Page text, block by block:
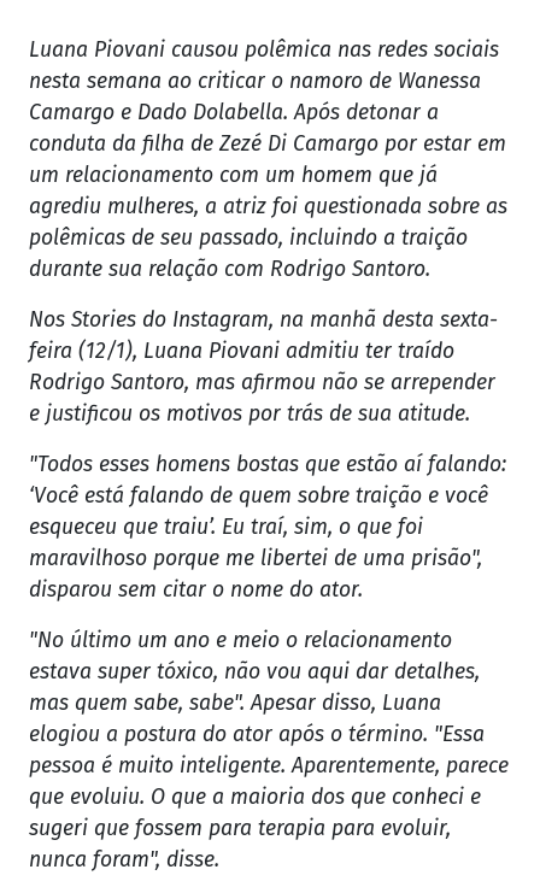
Luana Piovani causou polêmica nas redes sociais
nesta semana ao criticar o namoro de Wanessa
Camargo e Dado Dolabella. Após detonar a
conduta da filha de Zezé Di Camargo por estar em
um relacionamento com um homem que já
agrediu mulheres, a atriz foi questionada sobre as
polêmicas de seu passado, incluindo a traição
durante sua relação com Rodrigo Santoro.
Nos Stories do Instagram, na manhã desta sexta-
feira (12/1), Luana Piovani admitiu ter traído
Rodrigo Santoro, mas afirmou não se arrepender
e justificou os motivos por trás de sua atitude.
"Todos esses homens bostas que estão aí falando:
‘Você está falando de quem sobre traição e você
esqueceu que traiu’. Eu traí, sim, o que foi
maravilhoso porque me libertei de uma prisão",
disparou sem citar o nome do ator.
"No último um ano e meio o relacionamento
estava super tóxico, não vou aqui dar detalhes,
mas quem sabe, sabe". Apesar disso, Luana
elogiou a postura do ator após o término. "Essa
pessoa é muito inteligente. Aparentemente, parece
que evoluiu. O que a maioria dos que conheci e
sugeri que fossem para terapia para evoluir,
nunca foram", disse.